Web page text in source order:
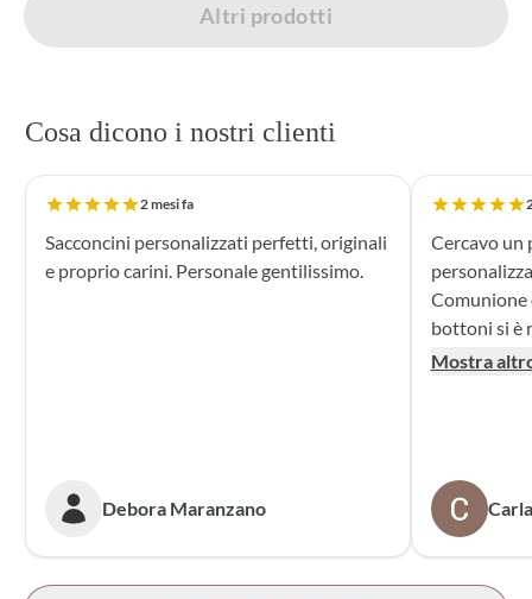
Altri prodotti
Cosa dicono i nostri clienti
2 mesi fa
Sacconcini personalizzati perfetti, originali
e proprio carini. Personale gentilissimo.
Debora Maranzano
Cercavo
Comunione di
bottoni si è
supporto
prossime
bottoni!
Mostra